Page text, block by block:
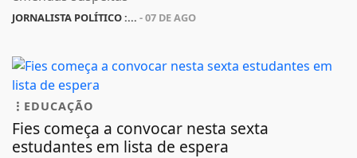
JORNALISTA POLÍTICO :... - 07 DE AGO
EDUCAÇÃO
Fies começa a convocar nesta sexta
estudantes em lista de espera